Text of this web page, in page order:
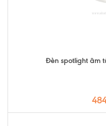
Đèn spotlight âm